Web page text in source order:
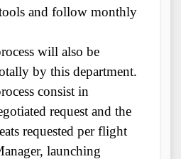
and follow monthly
will also be
by this department.
consist in
request and the
requested per flight
launching